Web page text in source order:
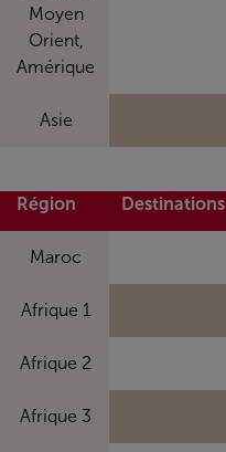
Moyen
Orient,
Amérique
Asie
Région Destinations
Maroc
Afrique 1
Afrique 2
Afrique 3